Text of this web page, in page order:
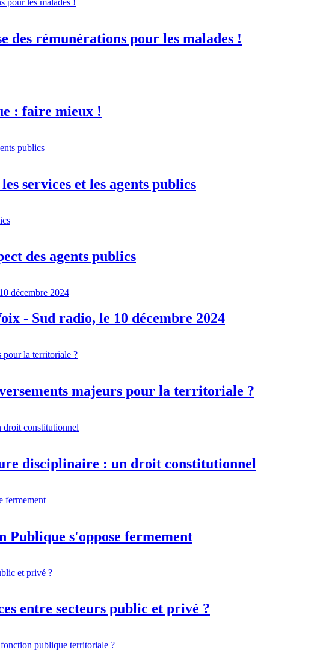
des rémunérations pour les malades !
: faire mieux !
services et les agents publics
des agents publics
- Sud radio, le 10 décembre 2024
majeurs pour la territoriale ?
disciplinaire : un droit constitutionnel
Publique s'oppose fermement
entre secteurs public et privé ?